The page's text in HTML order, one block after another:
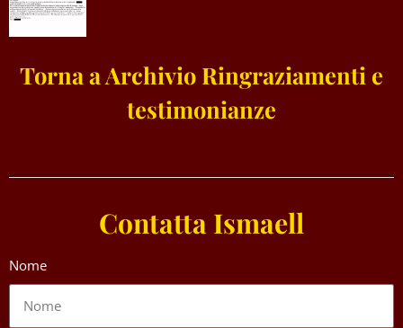
Torna a Archivio Ringraziamenti e
testimonianze
Contatta Ismaell
Nome